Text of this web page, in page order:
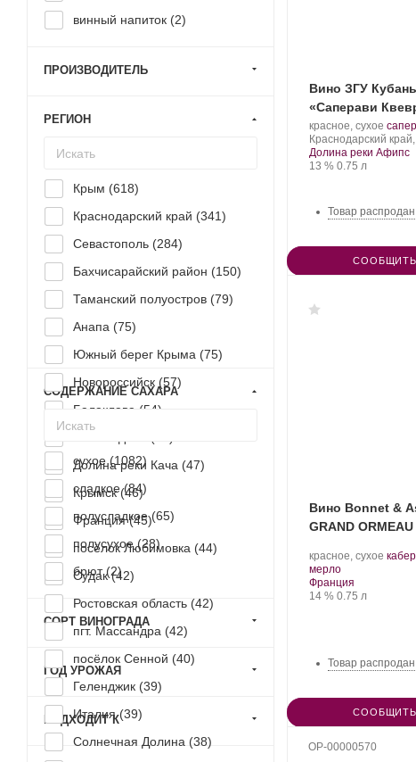
Вино ЗГУ
«Саперави
Производитель:
Собер
Баш.
красное, сухое .
Сорт
Регион:
Краснодарский
Долина реки Афипс
Крепость
13 %. Объем
0.75 л
Товар распродан
Вино Bonnet &
GRAND ORMEAU
красное, сухое .
мерло.
Регион:
Франция
Крепость
14 %. Объем
0.75 л
Товар распродан
OP-00000570
винный напиток (2)
ПРОИЗВОДИТЕЛЬ
РЕГИОН
Крым (618)
Краснодарский край (341)
Севастополь (284)
Бахчисарайский район (150)
Таманский полуостров (79)
Анапа (75)
Южный берег Крыма (75)
Новороссийск (57)
Балаклава (54)
Долина реки Кача (47)
Крымск (46)
Франция (45)
посёлок Любимовка (44)
Судак (42)
Ростовская область (42)
пгт. Массандра (42)
посёлок Сенной (40)
Геленджик (39)
Италия (39)
Солнечная Долина (38)
СОДЕРЖАНИЕ САХАРА
сухое (1082)
сладкое (84)
полусладкое (65)
полусухое (28)
брют (2)
СОРТ ВИНОГРАДА
ГОД УРОЖАЯ
ПОДХОДИТ К